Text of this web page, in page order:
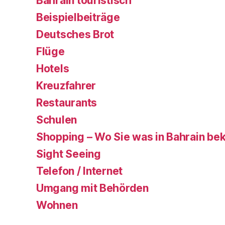
Beispielbeiträge
Deutsches Brot
Flüge
Hotels
Kreuzfahrer
Restaurants
Schulen
Shopping – Wo Sie was in Bahrain
Sight Seeing
Telefon / Internet
Umgang mit Behörden
Wohnen